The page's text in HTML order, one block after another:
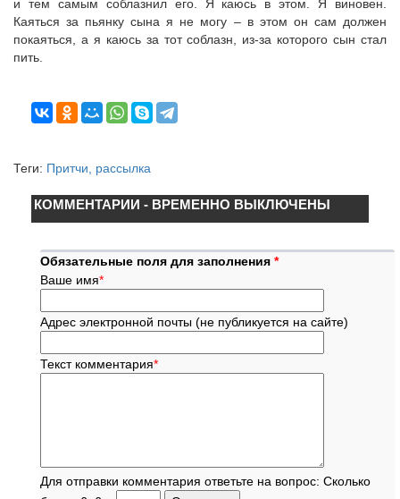
и тем самым соблазнил его. Я каюсь в этом. Я виновен.
Каяться за пьянку сына я не могу – в этом он сам должен
покаяться, а я каюсь за тот соблазн, из-за которого сын стал
пить.
Теги: Притчи, рассылка
КОММЕНТАРИИ - ВРЕМЕННО ВЫКЛЮЧЕНЫ
Обязательные поля для заполнения *
Ваше имя*
Адрес электронной почты (не публикуется на сайте)
Текст комментария*
Для отправки комментария ответьте на вопрос: Сколько